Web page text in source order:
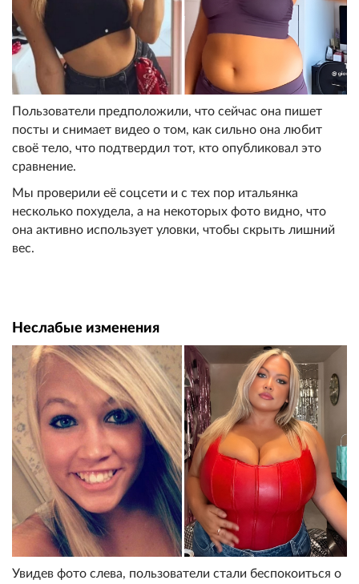
Пользователи предположили, что сейчас она пишет
посты и снимает видео о том, как сильно она любит
своё тело, что подтвердил тот, кто опубликовал это
сравнение.
Мы проверили её соцсети и с тех пор итальянка
несколько похудела, а на некоторых фото видно, что
она активно использует уловки, чтобы скрыть лишний
вес.
Неслабые изменения
Увидев фото слева, пользователи стали беспокоиться о